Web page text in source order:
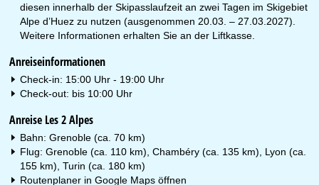
diesen innerhalb der Skipasslaufzeit an zwei Tagen im Skigebiet
Alpe d’Huez zu nutzen (ausgenommen 20.03. – 27.03.2027).
Weitere Informationen erhalten Sie an der Liftkasse.
Anreiseinformationen
Check-in: 15:00 Uhr - 19:00 Uhr
Check-out: bis 10:00 Uhr
Anreise Les 2 Alpes
Bahn: Grenoble (ca. 70 km)
Flug: Grenoble (ca. 110 km), Chambéry (ca. 135 km), Lyon (ca.
155 km), Turin (ca. 180 km)
Routenplaner inGoogle Maps öffnen